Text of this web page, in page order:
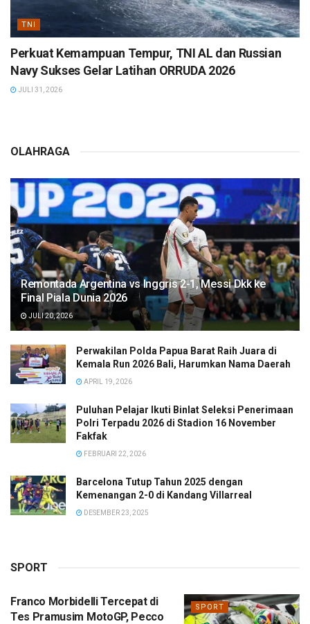
TNI
Perkuat Kemampuan Tempur, TNI AL dan Russian
Navy Sukses Gelar Latihan ORRUDA 2026
JULI 31, 2026
OLAHRAGA
Remontada Argentina vs Inggris 2-1, Messi Dkk ke
Final Piala Dunia 2026
JULI 20, 2026
Perwakilan Polda Papua Barat Raih Juara di
Kemala Run 2026 Bali, Harumkan Nama Daerah
APRIL 19, 2026
Puluhan Pelajar Ikuti Binlat Seleksi Penerimaan
Polri Terpadu 2026 di Stadion 16 November
Fakfak
FEBRUARI 22, 2026
Barcelona Tutup Tahun 2025 dengan
Kemenangan 2-0 di Kandang Villarreal
DESEMBER 23, 2025
SPORT
SPORT
Franco Morbidelli Tercepat di
Tes Pramusim MotoGP, Pecco